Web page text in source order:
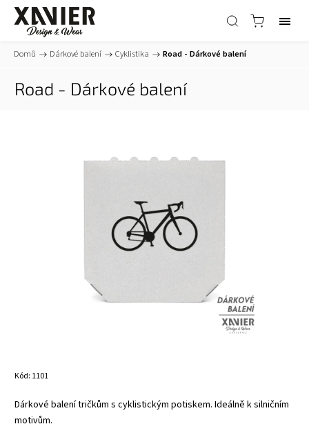
Domů / Dárkové balení / Cyklistika / Road - Dárkové balení
Road - Dárkové balení
Kód: 1101
Dárkové balení tričkům s cyklistickým potiskem. Ideálně k silničním
motivům.